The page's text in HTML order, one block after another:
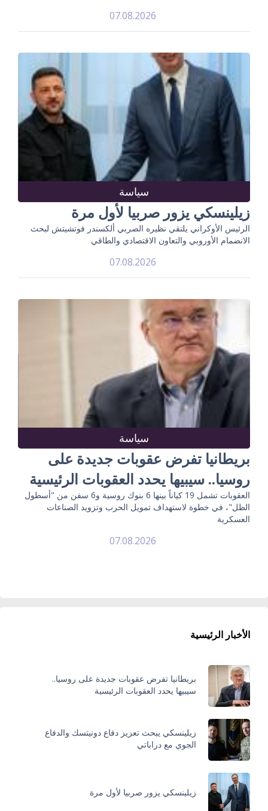
07.08.2026
سياسة
زيلينسكي يزور صربيا لأول مرة
الرئيس الأوكراني يلتقي نظيره الصربي ألكسندر فوتشيتش لبحث
الانضمام الأوروبي والتعاون الاقتصادي والطاقي
07.08.2026
سياسة
بريطانيا تفرض عقوبات جديدة على
روسيا.. سيبيها يحدد العقوبات الرئيسية
العقوبات تشمل 19 كياناً بينها 6 بنوك روسية و6 سفن من "أسطول
الظل"، في خطوة لاستهداف تمويل الحرب وتزويد الصناعات
العسكرية
07.08.2026
الأخبار الرئيسية
بريطانيا تفرض عقوبات جديدة على روسيا..
سيبيها يحدد العقوبات الرئيسية
زيلينسكي يبحث تعزيز دفاع دونيتسك والدفاع
الجوي مع دراباتي
زيلينسكي يزور صربيا لأول مرة